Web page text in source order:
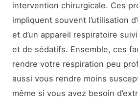
intervention chirurgicale. Ces
impliquent souvent l’utilisation
et d’un appareil respiratoire
et de sédatifs. Ensemble, ces
rendre votre respiration peu
aussi vous rendre moins
même si vous avez besoin